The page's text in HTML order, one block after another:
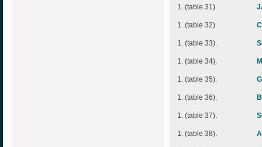
1. (table 31).
1. (table 32).
1. (table 33).
1. (table 34).
1. (table 35).
1. (table 36).
1. (table 37).
1. (table 38).